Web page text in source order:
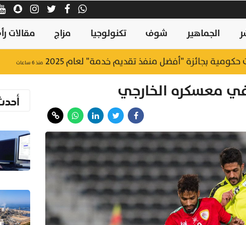
الجماهير شوف تكنولوجيا مزاج مقالات
منذ ٦ ساعات
في معسكره الخارجي